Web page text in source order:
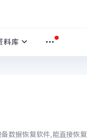
料库
数据恢复软件,能直接恢复